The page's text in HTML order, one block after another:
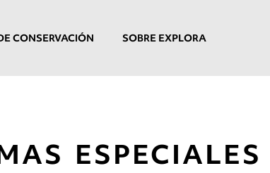
CONSERVACIÓN SOBRE EXPLORA
ESPECIALES